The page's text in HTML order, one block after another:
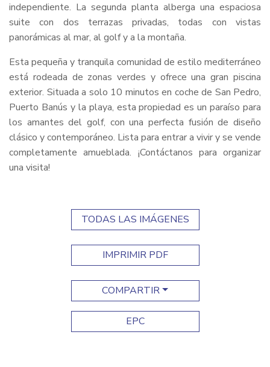
independiente. La segunda planta alberga una espaciosa
suite con dos terrazas privadas, todas con vistas
panorámicas al mar, al golf y a la montaña.
Esta pequeña y tranquila comunidad de estilo mediterráneo
está rodeada de zonas verdes y ofrece una gran piscina
exterior. Situada a solo 10 minutos en coche de San Pedro,
Puerto Banús y la playa, esta propiedad es un paraíso para
los amantes del golf, con una perfecta fusión de diseño
clásico y contemporáneo. Lista para entrar a vivir y se vende
completamente amueblada. ¡Contáctanos para organizar
una visita!
TODAS LAS IMÁGENES
IMPRIMIR PDF
COMPARTIR
EPC